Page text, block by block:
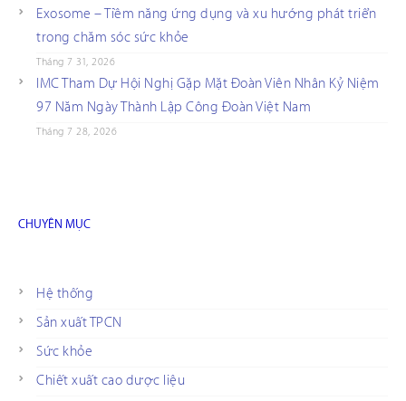
Exosome – Tiềm năng ứng dụng và xu hướng phát triển
trong chăm sóc sức khỏe
Tháng 7 31, 2026
IMC Tham Dự Hội Nghị Gặp Mặt Đoàn Viên Nhân Kỷ Niệm
97 Năm Ngày Thành Lập Công Đoàn Việt Nam
Tháng 7 28, 2026
CHUYÊN MỤC
Hệ thống
Sản xuất TPCN
Sức khỏe
Chiết xuất cao dược liệu